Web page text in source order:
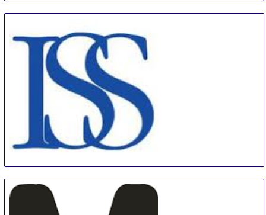
5 Sep-7 Sep
Orlando
United States